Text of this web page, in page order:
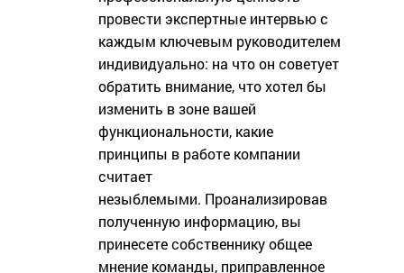
провести экспертные интервью с
каждым ключевым руководителем
индивидуально: на что он советует
обратить внимание, что хотел бы
изменить в зоне вашей
функциональности, какие
принципы в работе компании
считает
незыблемыми. Проанализировав
полученную информацию, вы
принесете собственнику общее
мнение команды, приправленное